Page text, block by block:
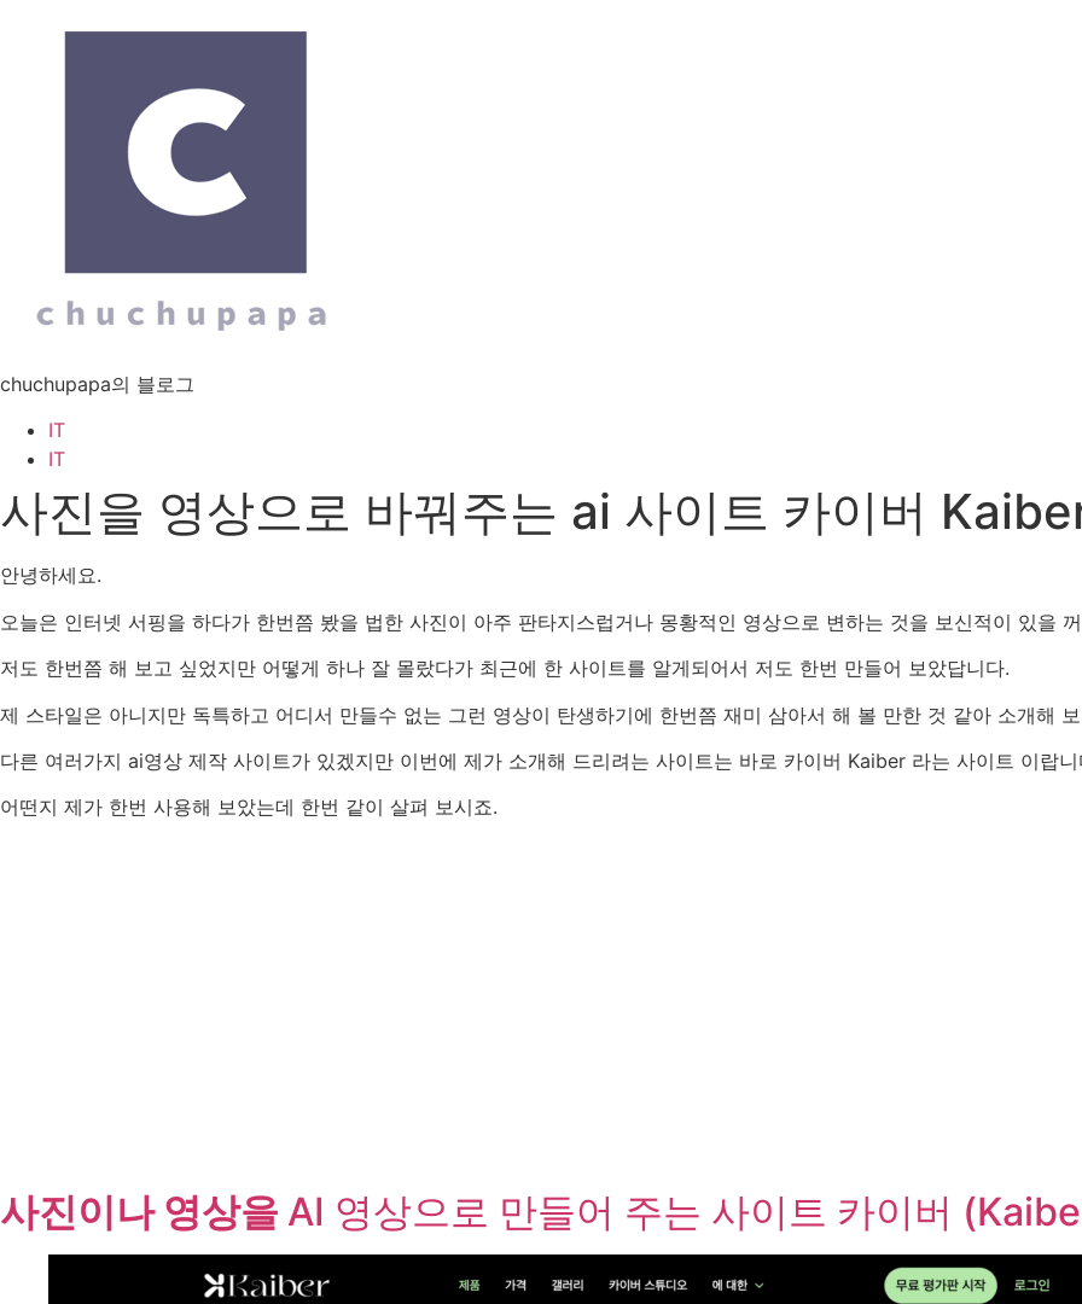
chuchupapa의 블로그
IT
Menu IT
사진을 영상으로 바꿔주는 ai 사이트 카이버
안녕하세요.
오늘은 인터넷 서핑을 하다가 한번쯤 봤을 법한 사진이 아주 판타지스럽거나 몽황적인 영상으로 변하는 것을 보신적이 있을
저도 한번쯤 해 보고 싶었지만 어떻게 하나 잘 몰랐다가 최근에 한 사이트를 알게되어서 저도 한번 만들어 보았답니다.
제 스타일은 아니지만 독특하고 어디서 만들수 없는 그런 영상이 탄생하기에 한번쯤 재미 삼아서 해 볼 만한 것 같아 소개해
다른 여러가지 ai영상 제작 사이트가 있겠지만 이번에 제가 소개해 드리려는 사이트는 바로 카이버 Kaiber 라는 사이트 이랍니
어떤지 제가 한번 사용해 보았는데 한번 같이 살펴 보시죠.
사진이나 영상을 AI 영상으로 만들어 주는 사이트 카이버